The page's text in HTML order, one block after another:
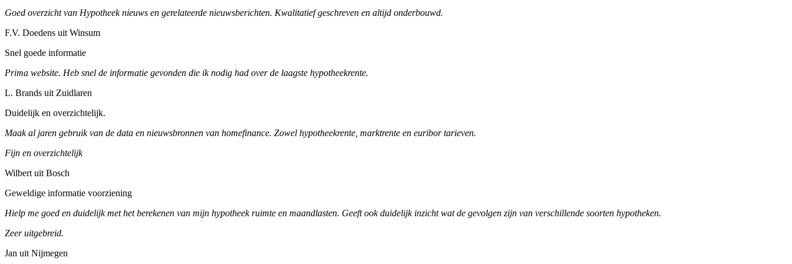
Goed overzicht van Hypotheek nieuws en gerelateerde nieuwsberichten. Kwalitatief geschreven en altijd onderbouwd.
F.V. Doedens uit Winsum
Snel goede informatie
Prima website. Heb snel de informatie gevonden die ik nodig had over de laagste hypotheekrente.
L. Brands uit Zuidlaren
Duidelijk en overzichtelijk.
Maak al jaren gebruik van de data en nieuwsbronnen van homefinance. Zowel hypotheekrente, marktrente en euribor tarieven.
Fijn en overzichtelijk
Wilbert uit Bosch
Geweldige informatie voorziening
Hielp me goed en duidelijk met het berekenen van mijn hypotheek ruimte en maandlasten. Geeft ook duidelijk inzicht wat de gevolgen zijn van verschillende soorten hypotheken.
Zeer uitgebreid.
Jan uit Nijmegen